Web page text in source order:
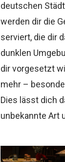
deutschen
werden dir die
serviert, die dir
dunklen
dir vorgesetzt
mehr –
Dies lässt dich
unbekannte Art